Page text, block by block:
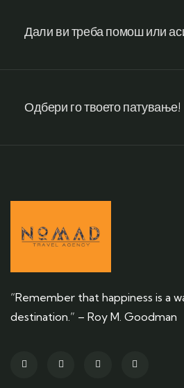
Дали ви треба помош или
Одбери го твоето патување!
“Remember that happiness is a
destination.” – Roy M. Goodman